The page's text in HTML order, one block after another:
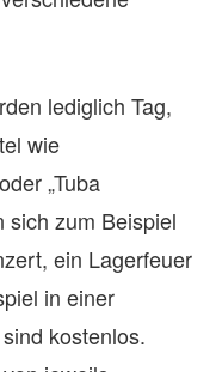
lediglich Tag,
wie
„Tuba
sich zum Beispiel
ein Lagerfeuer
in einer
kostenlos.